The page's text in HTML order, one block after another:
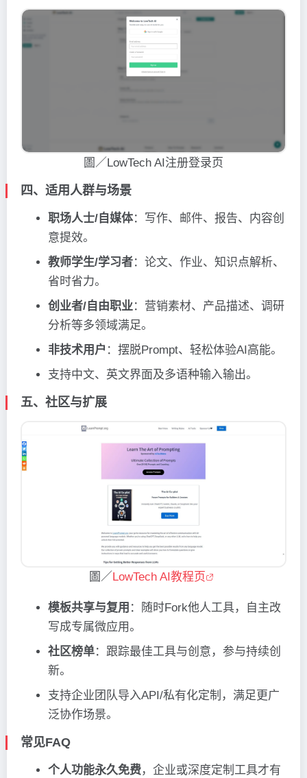
圖／LowTech AI注册登录页
四、适用人群与场景
职场人士/自媒体：写作、邮件、报告、内容创
意提效。
教师学生/学习者：论文、作业、知识点解析、
省时省力。
创业者/自由职业：营销素材、产品描述、调研
分析等多领域满足。
非技术用户 ：摆脱Prompt、轻松体验AI高能。
支持中文、英文界面及多语种输入输出。
五、社区与扩展
圖／LowTech AI教程页
模板共享与复用 ：随时Fork他人工具，自主改
写成专属微应用。
社区榜单：跟踪最佳工具与创意，参与持续创
新。
支持企业团队导入API/私有化定制，满足更广
泛协作场景。
常见FAQ
个人功能永久免费，企业或深度定制工具才有